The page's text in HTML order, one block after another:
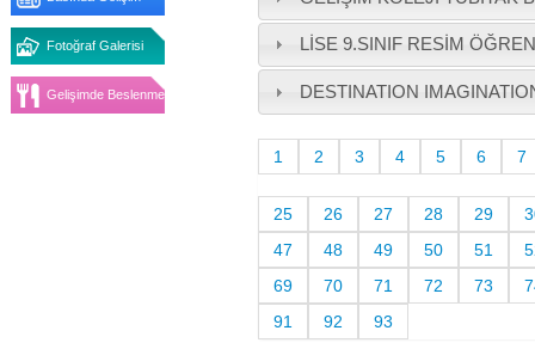
Fotoğraf Galerisi
Gelişimde Beslenme
LİSE 9.SINIF RESİM
DESTINATION
1 2 3 4 5 6 7
25 26 27 28 29
47
48 49 50 51
69
70 71 72 73
91
92 93